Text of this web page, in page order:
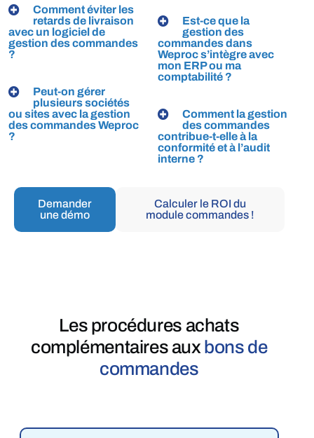
Comment éviter les
retards de livraison
avec un logiciel de
gestion des commandes
?
Peut-on gérer
plusieurs sociétés
ou sites avec la gestion
des commandes Weproc
?
Est-ce que la
gestion des
commandes dans
Weproc s’intègre avec
mon ERP ou ma
comptabilité ?
Comment la gestion
des commandes
contribue-t-elle à la
conformité et à l’audit
interne ?
Demander
une démo
Calculer le ROI du
module commandes !
Les procédures achats
complémentaires aux bons de
commandes